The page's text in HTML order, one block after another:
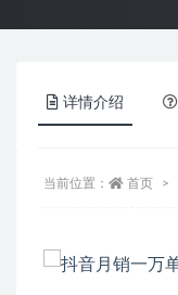
详情介绍
当前位置： 首页